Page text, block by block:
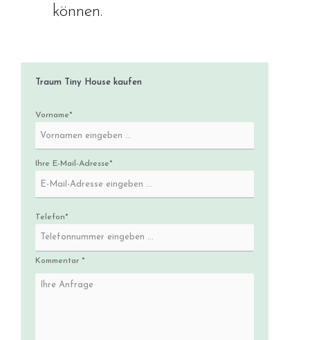
können.
Traum Tiny House kaufen
Vorname*
Ihre E-Mail-Adresse*
Telefon*
Kommentar *